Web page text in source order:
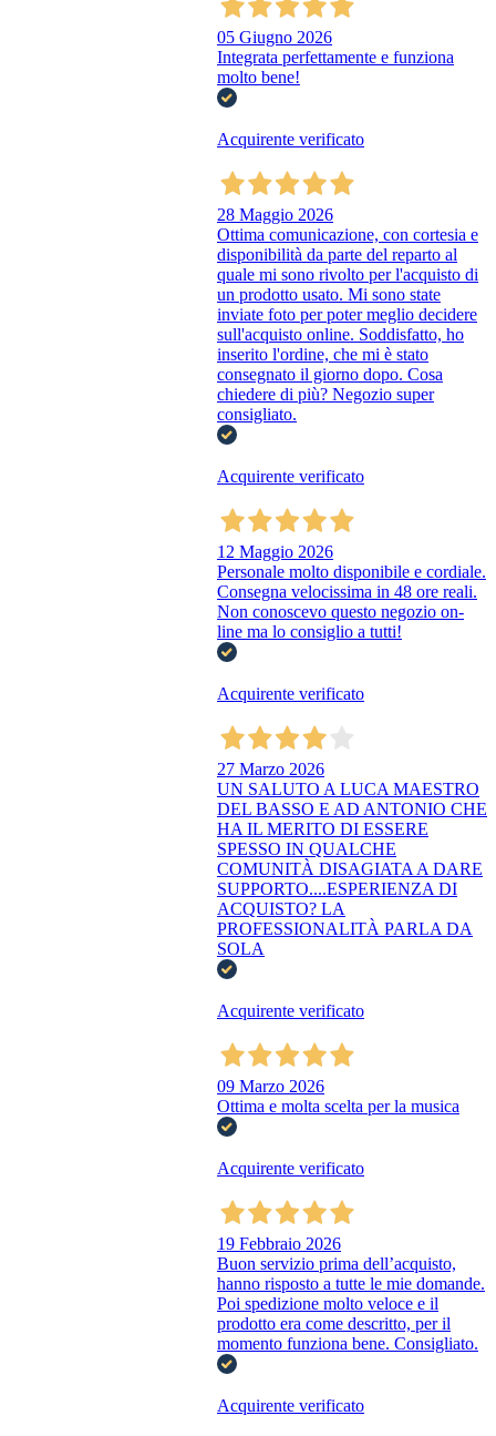
05 Giugno 2026
Integrata perfettamente e funziona
molto bene!
Acquirente verificato
28 Maggio 2026
Ottima comunicazione, con cortesia e
disponibilità da parte del reparto al
quale mi sono rivolto per l'acquisto di
un prodotto usato. Mi sono state
inviate foto per poter meglio decidere
sull'acquisto online. Soddisfatto, ho
inserito l'ordine, che mi è stato
consegnato il giorno dopo. Cosa
chiedere di più? Negozio super
consigliato.
Acquirente verificato
12 Maggio 2026
Personale molto disponibile e cordiale.
Consegna velocissima in 48 ore reali.
Non conoscevo questo negozio on-
line ma lo consiglio a tutti!
Acquirente verificato
27 Marzo 2026
UN SALUTO A LUCA MAESTRO
DEL BASSO E AD ANTONIO CHE
HA IL MERITO DI ESSERE
SPESSO IN QUALCHE
COMUNITÀ DISAGIATA A DARE
SUPPORTO....ESPERIENZA DI
ACQUISTO? LA
PROFESSIONALITÀ PARLA DA
SOLA
Acquirente verificato
09 Marzo 2026
Ottima e molta scelta per la musica
Acquirente verificato
19 Febbraio 2026
Buon servizio prima dell’acquisto,
hanno risposto a tutte le mie domande.
Poi spedizione molto veloce e il
prodotto era come descritto, per il
momento funziona bene. Consigliato.
Acquirente verificato